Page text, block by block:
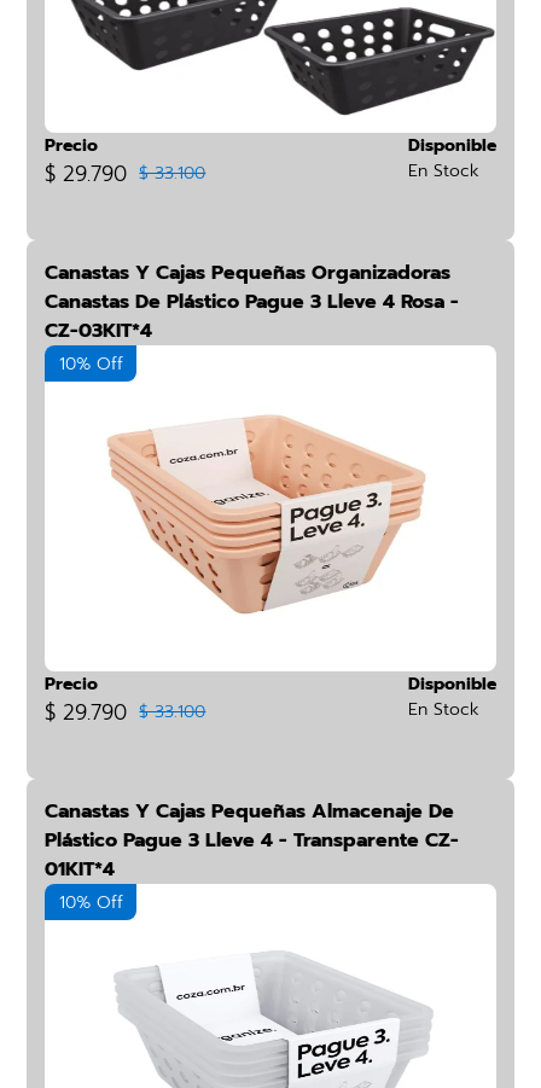
Precio
$ 29.790 $ 33.100
Disponible
En Stock
Canastas Y Cajas Pequeñas Organizadoras
Canastas De Plástico Pague 3 Lleve 4 Rosa -
CZ-03KIT*4
10% Off
Precio
$ 29.790 $ 33.100
Disponible
En Stock
Canastas Y Cajas Pequeñas Almacenaje De
Plástico Pague 3 Lleve 4 - Transparente CZ-
01KIT*4
10% Off